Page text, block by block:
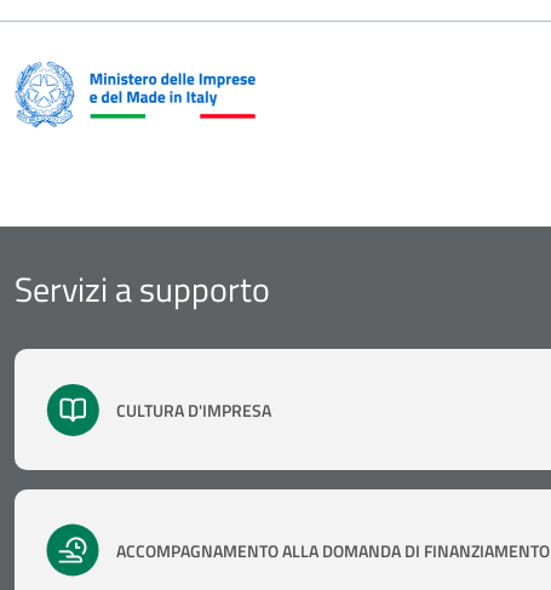
Servizi a supporto
CULTURA D'IMPRESA
ACCOMPAGNAMENTO ALLA DOMANDA DI FINANZIAMENTO